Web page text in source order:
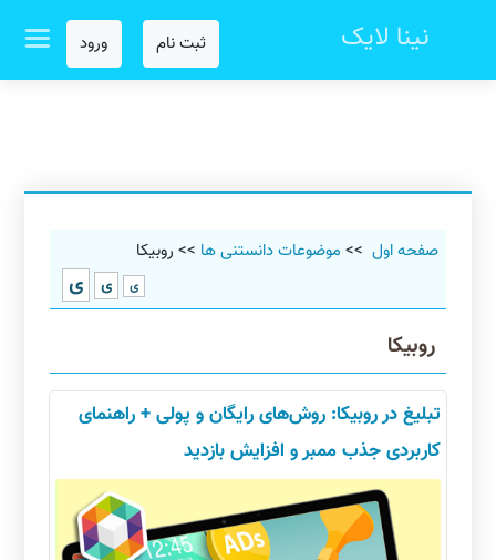
نینا لایک ثبت نام ورود
صفحه اول >> موضوعات دانستنی ها >> روبیکا
ی ی ی
روبیکا
تبلیغ در روبیکا: روش‌های رایگان و پولی + راهنمای
کاربردی جذب ممبر و افزایش بازدید